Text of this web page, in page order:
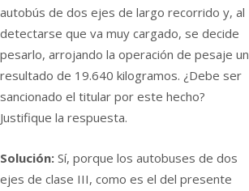
autobús de dos ejes de largo recorrido y, al
detectarse que va muy cargado, se decide
pesarlo, arrojando la operación de pesaje un
resultado de 19.640 kilogramos. ¿Debe ser
sancionado el titular por este hecho?
Justifique la respuesta.
Solución: Sí­, porque los autobuses de dos
ejes de clase III, como es el del presente